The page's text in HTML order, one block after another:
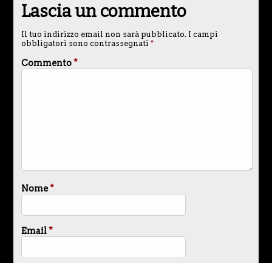
Lascia un commento
Il tuo indirizzo email non sarà pubblicato. I campi
obbligatori sono contrassegnati *
Commento*
Nome*
Email*